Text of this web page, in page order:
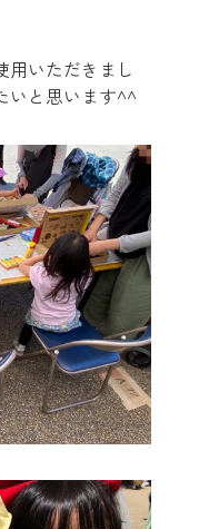
用いただきまし
いと思います^^